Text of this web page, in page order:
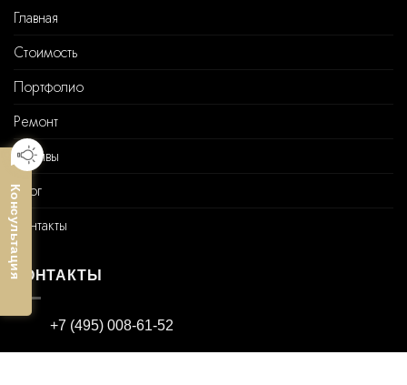
Главная
Стоимость
Портфолио
Ремонт
Отзывы
Блог
Контакты
КОНТАКТЫ
+7 (495) 008-61-52
Консультация